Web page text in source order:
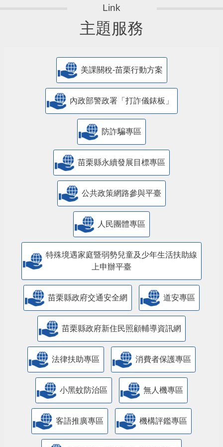
主題服務
美課關稅-苗栗行動方案
內政部警政署「打詐儀錶板」
防詐騙專區
苗栗縣永續發展目標專區
公共政策網路參與平臺
人民團體專區
特殊境遇家庭暨弱勢兒童及少年生活扶助線
上申辦平臺
苗栗縣政府交通安全網 道安專區
苗栗縣政府新住民照顧輔導資訊網
法律扶助專區 消費者保護專區
小黑蚊防治區 無人機專區
客語推廣專區 機構評鑑專區